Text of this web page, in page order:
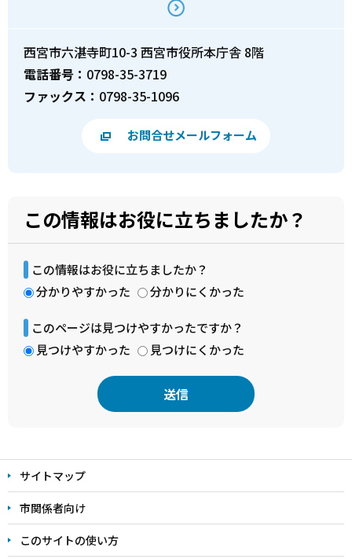
西宮市六湛寺町10-3 西宮市役所本庁舎 8階
電話番号： 0798-35-3719
ファックス： 0798-35-1096
お問合せメールフォーム
この情報はお役に立ちましたか？
この情報はお役に立ちましたか？
分かりやすかった
分かりにくかった
このページは見つけやすかったですか？
見つけやすかった
見つけにくかった
文
こ
こ
ま
で
サイトマップ
市関係者向け
このサイトの使い方